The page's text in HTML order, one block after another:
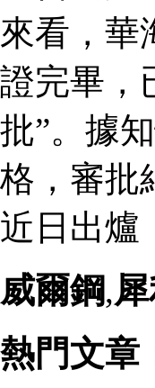
來看，華
證完畢，
批”。據
格，審批
近日出爐
威爾鋼,
熱門文章